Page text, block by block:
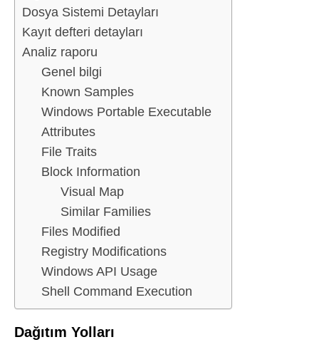
Dosya Sistemi Detayları
Kayıt defteri detayları
Analiz raporu
Genel bilgi
Known Samples
Windows Portable Executable
Attributes
File Traits
Block Information
Visual Map
Similar Families
Files Modified
Registry Modifications
Windows API Usage
Shell Command Execution
Dağıtım Yolları